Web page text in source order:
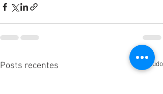
Posts recentes Ver tudo